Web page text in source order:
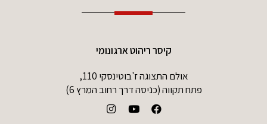
קיסר ריהוט ארגונומי
אולם התצוגה ז'בוטינסקי 110,
פתח תקווה (כניסה דרך רחוב המרץ 6)